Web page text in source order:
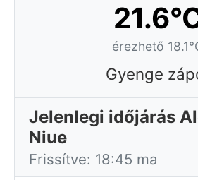
érezhető
Gyenge
Jelenlegi időjárás
Niue
Frissítve: 18:45 ma